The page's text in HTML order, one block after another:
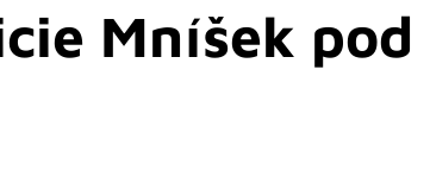
Mníšek